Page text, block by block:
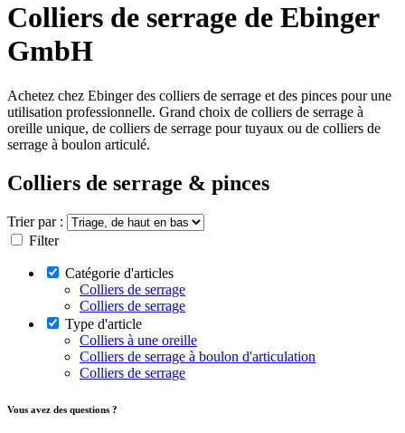
Colliers de serrage de Ebinger
GmbH
Achetez chez Ebinger des colliers de serrage et des pinces pour une
utilisation professionnelle. Grand choix de colliers de serrage à
oreille unique, de colliers de serrage pour tuyaux ou de colliers de
serrage à boulon articulé.
Colliers de serrage & pinces
Trier par :
Filter
Catégorie d'articles
Colliers de serrage
Colliers de serrage
Type d'article
Colliers à une oreille
Colliers de serrage à boulon d'articulation
Colliers de serrage
Vous avez des questions ?